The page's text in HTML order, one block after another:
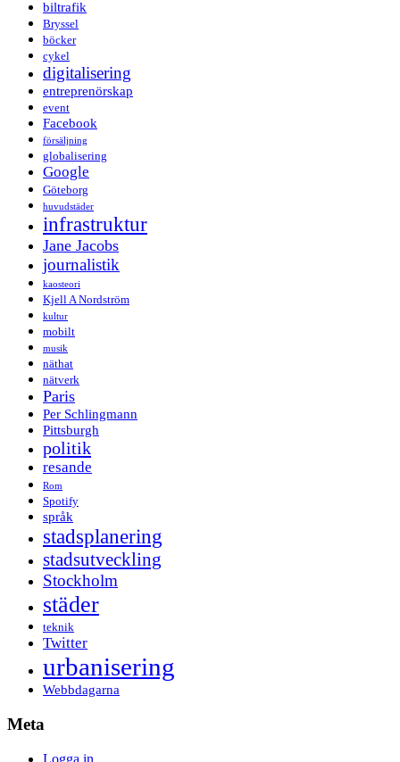
biltrafik
Bryssel
böcker
cykel
digitalisering
entreprenörskap
event
Facebook
försäljning
globalisering
Google
Göteborg
huvudstäder
infrastruktur
Jane Jacobs
journalistik
kaosteori
Kjell A Nordström
kultur
mobilt
musik
näthat
nätverk
Paris
Per Schlingmann
Pittsburgh
politik
resande
Rom
Spotify
språk
stadsplanering
stadsutveckling
Stockholm
städer
teknik
Twitter
urbanisering
Webbdagarna
Meta
Logga in